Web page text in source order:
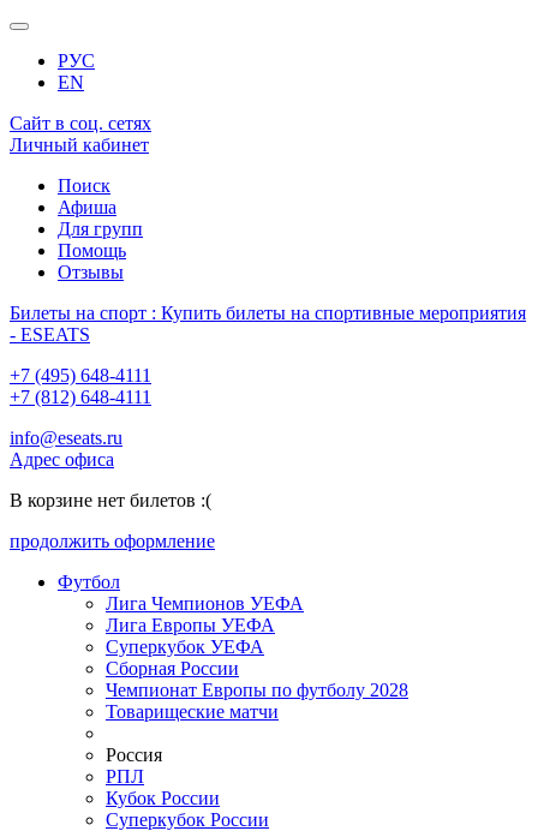
РУС
EN
Сайт в соц. сетях
Личный кабинет
Поиск
Афиша
Для групп
Помощь
Отзывы
Билеты на спорт : Купить билеты на спортивные мероприятия
- ESEATS
+7 (495) 648-4111
+7 (812) 648-4111
info@eseats.ru
Адрес офиса
В корзине нет билетов :(
продолжить оформление
Футбол
Лига Чемпионов УЕФА
Лига Европы УЕФА
Суперкубок УЕФА
Сборная России
Чемпионат Европы по футболу 2028
Товарищеские матчи
Россия
РПЛ
Кубок России
Суперкубок России